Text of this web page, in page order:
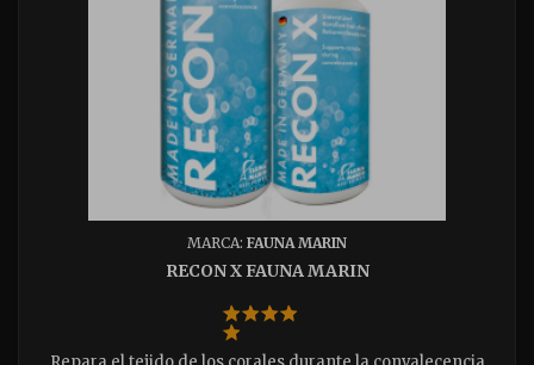
MARCA: FAUNA MARIN
RECON X FAUNA MARIN